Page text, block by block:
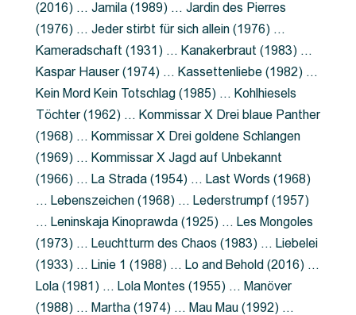
(2016) … Jamila (1989) … Jardin des Pierres
(1976) … Jeder stirbt für sich allein (1976) …
Kameradschaft (1931) … Kanakerbraut (1983) …
Kaspar Hauser (1974) … Kassettenliebe (1982) …
Kein Mord Kein Totschlag (1985) … Kohlhiesels
Töchter (1962) … Kommissar X Drei blaue Panther
(1968) … Kommissar X Drei goldene Schlangen
(1969) … Kommissar X Jagd auf Unbekannt
(1966) … La Strada (1954) … Last Words (1968)
… Lebenszeichen (1968) … Lederstrumpf (1957)
… Leninskaja Kinoprawda (1925) … Les Mongoles
(1973) … Leuchtturm des Chaos (1983) … Liebelei
(1933) … Linie 1 (1988) … Lo and Behold (2016) …
Lola (1981) … Lola Montes (1955) … Manöver
(1988) … Martha (1974) … Mau Mau (1992) …